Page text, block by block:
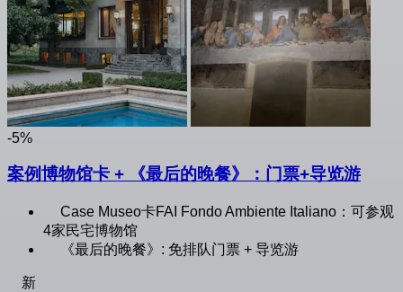
-5%
案例博物馆卡 + 《最后的晚餐》：门票+导览游
Case Museo卡FAI Fondo Ambiente Italiano：可参观
4家民宅博物馆
《最后的晚餐》: 免排队门票 + 导览游
新